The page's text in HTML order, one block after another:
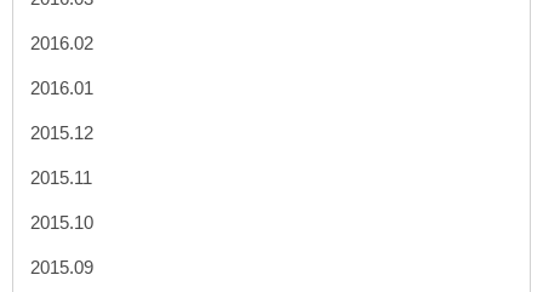
2016.02
2016.01
2015.12
2015.11
2015.10
2015.09